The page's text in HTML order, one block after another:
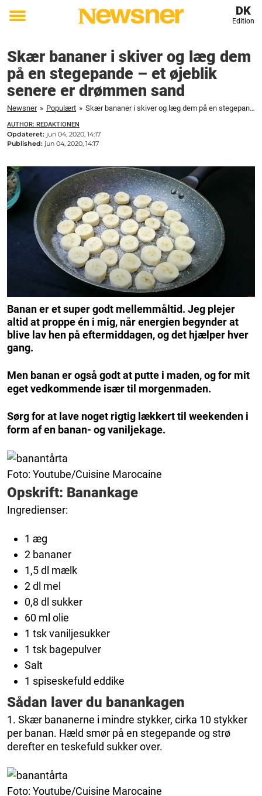
Toggle
DK
Edition
Skær bananer i skiver og læg dem
på en stegepande – et øjeblik
senere er drømmen sand
Newsner » Populært » Skær bananer i skiver og læg dem på en stegepande – et øjeblik senere er drømmen sand
AUTHOR: REDAKTIONEN
Opdateret: jun 04, 2020, 14:17
Published: jun 04, 2020, 14:17
Banan er et super godt mellemmåltid. Jeg plejer
altid at proppe én i mig, når energien begynder at
blive lav hen på eftermiddagen, og det hjælper hver
gang.
Men banan er også godt at putte i maden, og for mit
eget vedkommende især til morgenmaden.
Sørg for at lave noget rigtig lækkert til weekenden i
form af en banan- og vaniljekage.
Foto: Youtube/Cuisine Marocaine
Opskrift: Banankage
Ingredienser:
1 æg
2 bananer
1,5 dl mælk
2 dl mel
0,8 dl sukker
60 ml olie
1 tsk vaniljesukker
1 tsk bagepulver
Salt
1 spiseskefuld eddike
Sådan laver du banankagen
1. Skær bananerne i mindre stykker, cirka 10 stykker
per banan. Hæld smør på en stegepande og strø
derefter en teskefuld sukker over.
Foto: Youtube/Cuisine Marocaine